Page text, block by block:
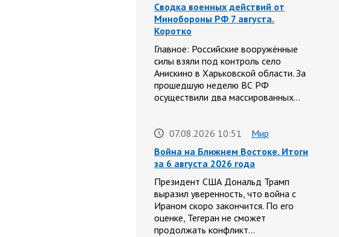
Сводка военных действий от
Минобороны РФ 7 августа.
Коротко
Главное: Российские вооружённые
силы взяли под контроль село
Анискино в Харьковской области. За
прошедшую неделю ВС РФ
осуществили два массированных…
07.08.2026 10:51
Мир
Война на Ближнем Востоке. Итоги
за 6 августа 2026 года
Президент США Дональд Трамп
выразил уверенность, что война с
Ираном скоро закончится. По его
оценке, Тегеран не сможет
продолжать конфликт…